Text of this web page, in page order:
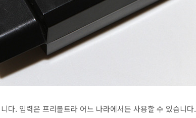
다. 입력은 프리볼트라 어느 나라에서든 사용할 수 있습니다.